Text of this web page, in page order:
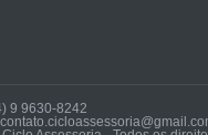
9 9630-8242